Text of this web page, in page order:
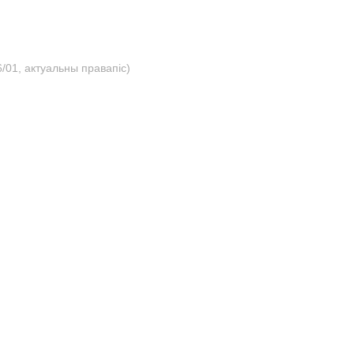
актуальны правапіс)